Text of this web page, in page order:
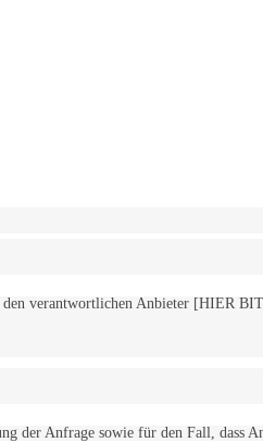
den verantwortlichen Anbieter [HIER
Anfrage sowie für den Fall, dass